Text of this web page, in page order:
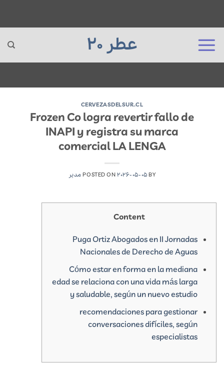
عطر 20
CERVEZASDELSUR.CL
Frozen Co logra revertir fallo de
INAPI y registra su marca
comercial LA LENGA
POSTED ON2026-05-05 BY مدیر
Content
Puga Ortiz Abogados en II Jornadas
Nacionales de Derecho de Aguas
Cómo estar en forma en la mediana
edad se relaciona con una vida más larga
y saludable, según un nuevo estudio
recomendaciones para gestionar
conversaciones difíciles, según
especialistas